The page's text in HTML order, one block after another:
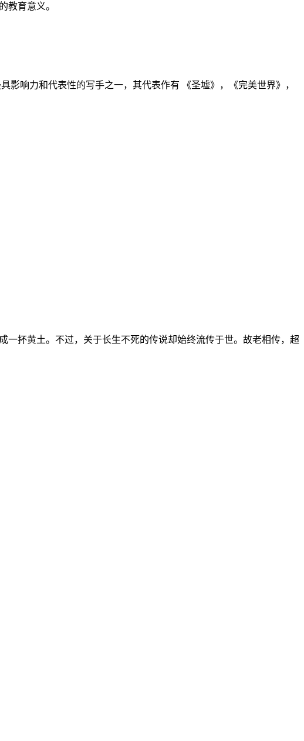
教育意义。
响力和代表性的写手之一，其代表作有 《圣墟》，《完美世界》，
抔黄土。不过，关于长生不死的传说却始终流传于世。故老相传，超